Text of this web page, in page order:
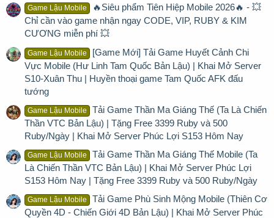
Game Lậu Mobile
🔥Siêu phẩm Tiên Hiệp Mobile 2026🔥 - 💥
Chỉ cần vào game nhận ngay CODE, VIP, RUBY & KIM
CƯƠNG miễn phí 💥
Game Lậu Mobile
[Game Mới] Tải Game Huyết Cảnh Chi
Vực Mobile (Hư Linh Tam Quốc Bản Lậu) | Khai Mở Server
S10-Xuân Thu | Huyền thoại game Tam Quốc AFK đấu
tướng
Game Lậu Mobile
Tải Game Thần Ma Giáng Thế (Ta Là Chiến
Thần VTC Bản Lậu) | Tặng Free 3399 Ruby và 500
Ruby/Ngày | Khai Mở Server Phúc Lợi S153 Hôm Nay
Game Lậu Mobile
Tải Game Thần Ma Giáng Thế Mobile (Ta
Là Chiến Thần VTC Bản Lậu) | Khai Mở Server Phúc Lợi
S153 Hôm Nay | Tặng Free 3399 Ruby và 500 Ruby/Ngày
Game Lậu Mobile
Tải Game Phù Sinh Mộng Mobile (Thiên Cơ
Quyền 4D - Chiến Giới 4D Bản Lậu) | Khai Mở Server Phúc